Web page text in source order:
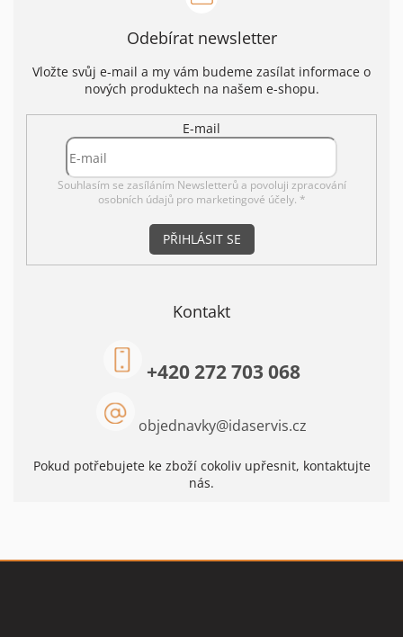
Odebírat newsletter
Vložte svůj e-mail a my vám budeme zasílat informace o
nových produktech na našem e-shopu.
E-mail
Souhlasím se zasíláním Newsletterů a povoluji zpracování
osobních údajů pro marketingové účely. *
PŘIHLÁSIT SE
Kontakt
objednavky@idaservis.cz
+420 272 703 068
Pokud potřebujete ke zboží cokoliv upřesnit, kontaktujte
nás.
Z